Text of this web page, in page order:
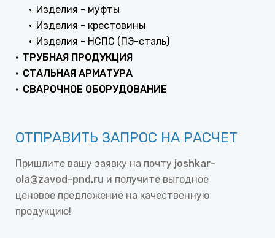
Изделия - муфты
Изделия - крестовины
Изделия - НСПС (ПЭ-сталь)
ТРУБНАЯ ПРОДУКЦИЯ
СТАЛЬНАЯ АРМАТУРА
СВАРОЧНОЕ ОБОРУДОВАНИЕ
ОТПРАВИТЬ ЗАПРОС НА РАСЧЕТ
Пришлите вашу заявку на почту joshkar-
ola@zavod-pnd.ru и получите выгодное
ценовое предложение на качественную
продукцию!